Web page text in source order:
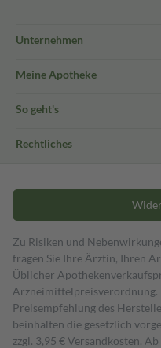
Unternehmen
Meine Apotheke
So geht's
Rechtliches
Zu Risiken und
fragen Sie Ihre Ärztin, Ihren
Üblicher
Preisempfehlung des
beinhalten die gesetzlich
zzgl. 3,95 € Versandkosten.